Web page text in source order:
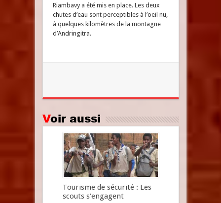
Riambavy a été mis en place. Les deux
chutes d’eau sont perceptibles à l’oeil nu,
à quelques kilomètres de la montagne
d’Andringitra.
Voir aussi
Tourisme de sécurité : Les
scouts s’engagent